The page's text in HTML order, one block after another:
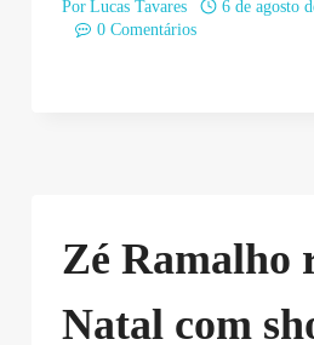
Por Lucas Tavares
6 de agosto
0 Comentários
Zé Ramalho
Natal com